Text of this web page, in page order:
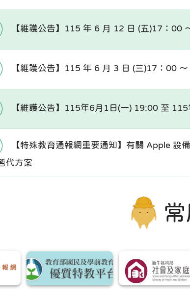
【維護公告】115 年 6 月 12 日 (五)17：00
【維護公告】115 年 6 月 3 日 (三)17：00
【維護公告】115年6月1日(一) 19:00 至
【特殊教育通報網重要通知】有關 Apple 設
代方案